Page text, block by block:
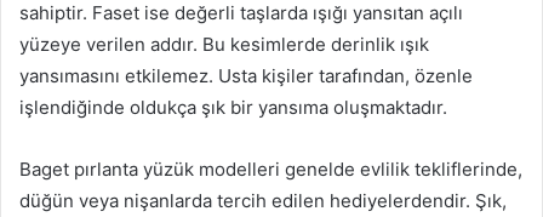
sahiptir. Faset ise değerli taşlarda ışığı yansıtan açılı
yüzeye verilen addır. Bu kesimlerde derinlik ışık
yansımasını etkilemez. Usta kişiler tarafından, özenle
işlendiğinde oldukça şık bir yansıma oluşmaktadır.
Baget pırlanta yüzük modelleri genelde evlilik tekliflerinde,
düğün veya nişanlarda tercih edilen hediyelerdendir. Şık,